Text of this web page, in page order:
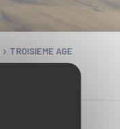
TROISIEME AGE